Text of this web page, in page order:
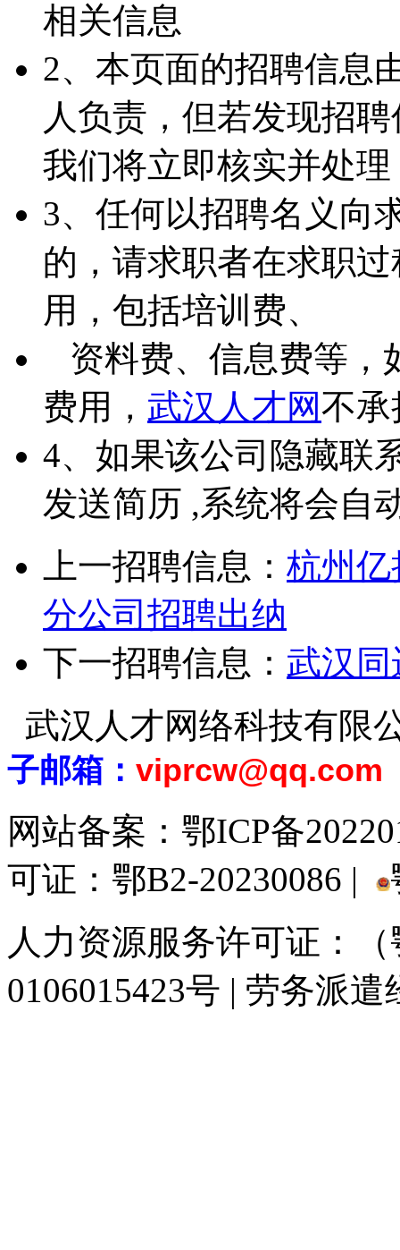
相关信息
2、本页面的招聘信息
人负责，但若发现招
我们将立即核实并处理
3、任何以招聘名义向
的，请求职者在求职
用，包括培训费、
资料费、信息费等，
费用， 武汉人才网不承
4、如果该公司隐藏联
发送简历 ,系统将会自
上一招聘信息： 杭州
分公司招聘出纳
下一招聘信息： 武汉
武汉人才网络科技有限
子邮箱： viprcw@qq.com
网站备案： 鄂ICP备
可证：鄂B2-20230086 |
人力资源服务许可证：
0106015423号 | 劳务派